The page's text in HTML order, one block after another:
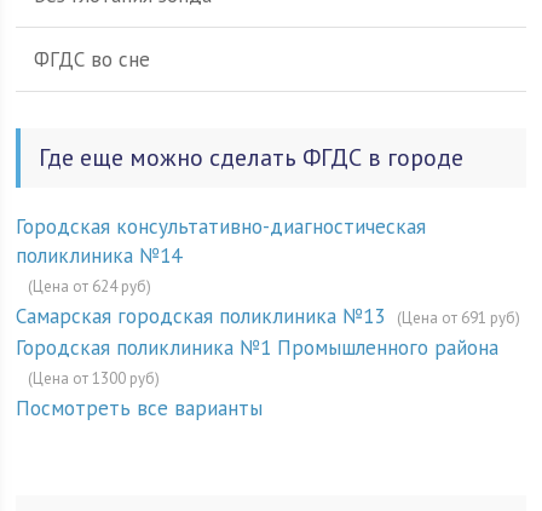
ФГДС во сне
Где еще можно сделать ФГДС в городе
Городская консультативно-диагностическая
поликлиника №14
(Цена от 624 руб)
Самарская городская поликлиника №13 (Цена от 691 руб)
Городская поликлиника №1 Промышленного района
(Цена от 1300 руб)
Посмотреть все варианты